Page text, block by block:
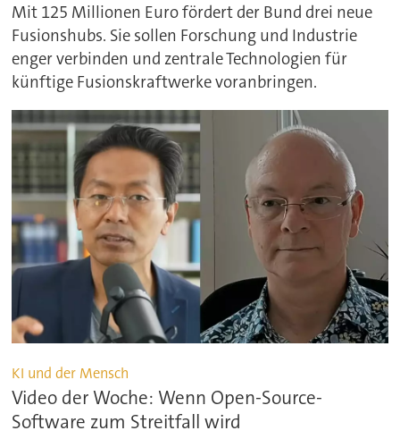
Mit 125 Millionen Euro fördert der Bund drei neue
Fusionshubs. Sie sollen Forschung und Industrie
enger verbinden und zentrale Technologien für
künftige Fusionskraftwerke voranbringen.
KI und der Mensch
Video der Woche: Wenn Open-Source-
Software zum Streitfall wird